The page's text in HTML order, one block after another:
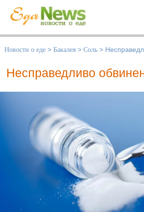
Новости о еде > Бакалея > Соль >
Несправедливо